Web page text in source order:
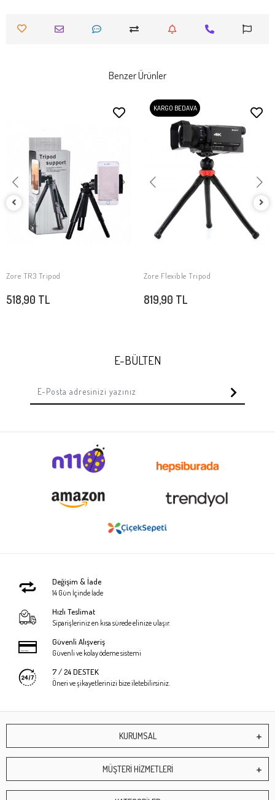
Benzer Ürünler
SEPETE EKLE
Zore TR3 Tripod
518,90 TL
KARGO BEDAVA
SEPETE EKLE
Zore Flexible Tripod
819,90 TL
E-BÜLTEN
Değişim & İade
14 Gün İçinde İade
Hızlı Teslimat
Siparişleriniz en kısa sürede elinize ulaşır.
Güvenli Alışveriş
Güvenli ve kolay ödeme sistemi
7 / 24 DESTEK
Öneri ve şikayetlerinizi bize iletebilirsiniz.
KURUMSAL
MÜŞTERİ HİZMETLERİ